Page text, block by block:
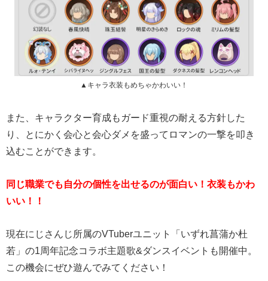
▲キャラ衣装もめちゃかわいい！
また、キャラクター育成もガード重視の耐える方針した
り、とにかく会心と会心ダメを盛ってロマンの一撃を叩き
込むことができます。
同じ職業でも自分の個性を出せるのが面白い！衣装もかわ
いい！！
現在にじさんじ所属のVTuberユニット「いずれ菖蒲か杜
若」の1周年記念コラボ主題歌&ダンスイベントも開催中。
この機会にぜひ遊んでみてください！